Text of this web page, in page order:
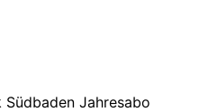
Südbaden Jahresabo